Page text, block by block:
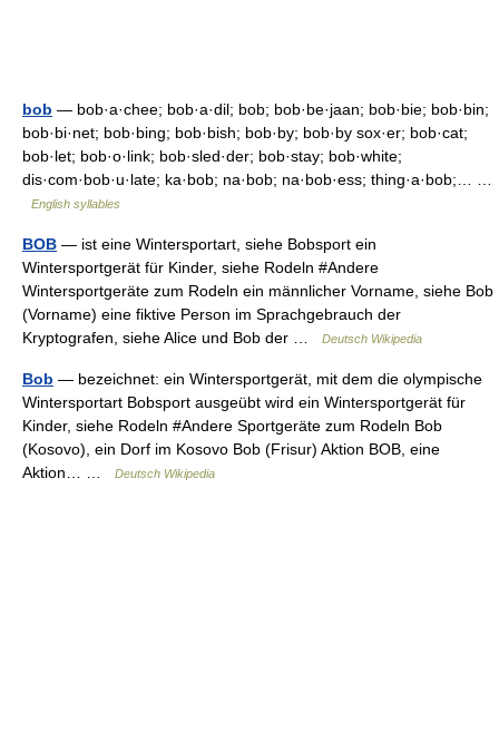
bob — bob·a·chee; bob·a·dil; bob; bob·be·jaan; bob·bie; bob·bin;
bob·bi·net; bob·bing; bob·bish; bob·by; bob·by sox·er; bob·cat;
bob·let; bob·o·link; bob·sled·der; bob·stay; bob·white;
dis·com·bob·u·late; ka·bob; na·bob; na·bob·ess; thing·a·bob;… …
English syllables
BOB — ist eine Wintersportart, siehe Bobsport ein
Wintersportgerät für Kinder, siehe Rodeln #Andere
Wintersportgeräte zum Rodeln ein männlicher Vorname, siehe Bob
(Vorname) eine fiktive Person im Sprachgebrauch der
Kryptografen, siehe Alice und Bob der …
Deutsch Wikipedia
Bob — bezeichnet: ein Wintersportgerät, mit dem die olympische
Wintersportart Bobsport ausgeübt wird ein Wintersportgerät für
Kinder, siehe Rodeln #Andere Sportgeräte zum Rodeln Bob
(Kosovo), ein Dorf im Kosovo Bob (Frisur) Aktion BOB, eine
Aktion… …
Deutsch Wikipedia